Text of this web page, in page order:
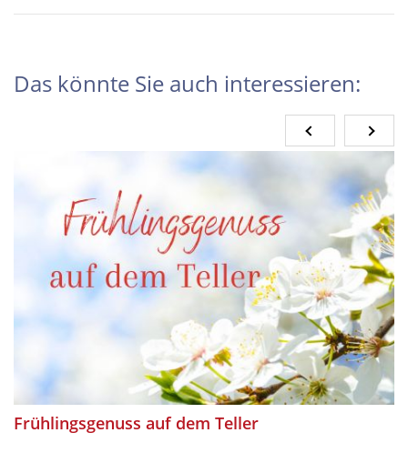
Das könnte Sie auch interessieren:
Frühlingsgenuss auf dem Teller